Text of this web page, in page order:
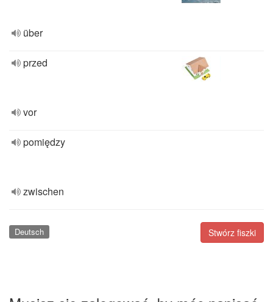
über
przed
vor
pomiędzy
zwischen
Stwórz fiszki
Deutsch